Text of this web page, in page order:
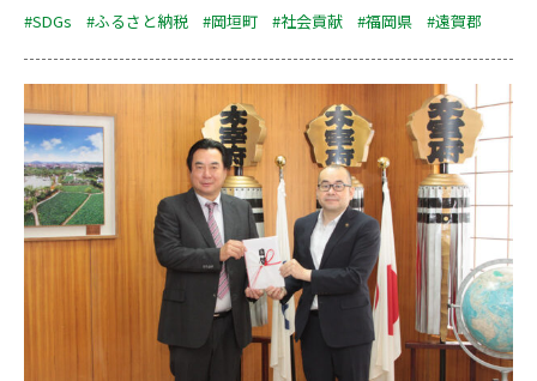
#SDGs #ふるさと納税 #岡垣町 #社会貢献 #福岡県 #遠賀郡